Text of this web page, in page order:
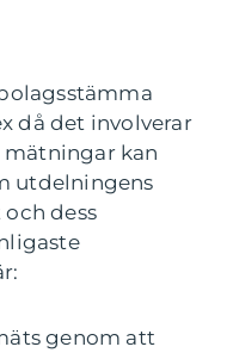
då det involverar
mätningar kan
utdelningens
dess
genom att